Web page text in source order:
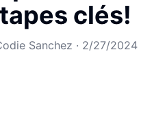
clés!
Sanchez · 2/27/2024